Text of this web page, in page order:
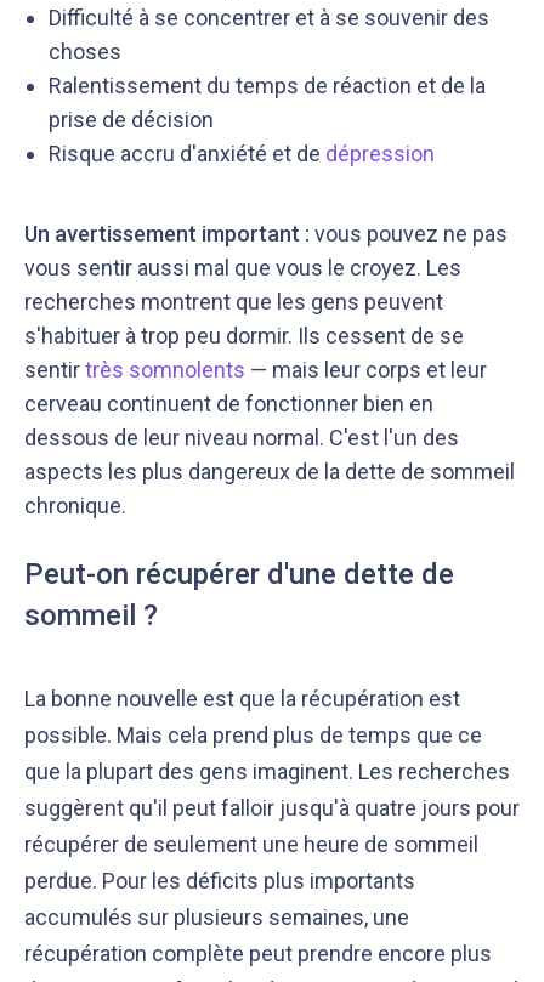
Difficulté à se concentrer et à se souvenir des
choses
Ralentissement du temps de réaction et de la
prise de décision
Risque accru d'anxiété et de dépression
Un avertissement important : vous pouvez ne pas
vous sentir aussi mal que vous le croyez. Les
recherches montrent que les gens peuvent
s'habituer à trop peu dormir. Ils cessent de se
sentirtrès somnolents — mais leur corps et leur
cerveau continuent de fonctionner bien en
dessous de leur niveau normal. C'est l'un des
aspects les plus dangereux de la dette de sommeil
chronique.
Peut-on récupérer d'une dette de
sommeil ?
La bonne nouvelle est que la récupération est
possible. Mais cela prend plus de temps que ce
que la plupart des gens imaginent. Les recherches
suggèrent qu'il peut falloir jusqu'à quatre jours pour
récupérer de seulement une heure de sommeil
perdue. Pour les déficits plus importants
accumulés sur plusieurs semaines, une
récupération complète peut prendre encore plus